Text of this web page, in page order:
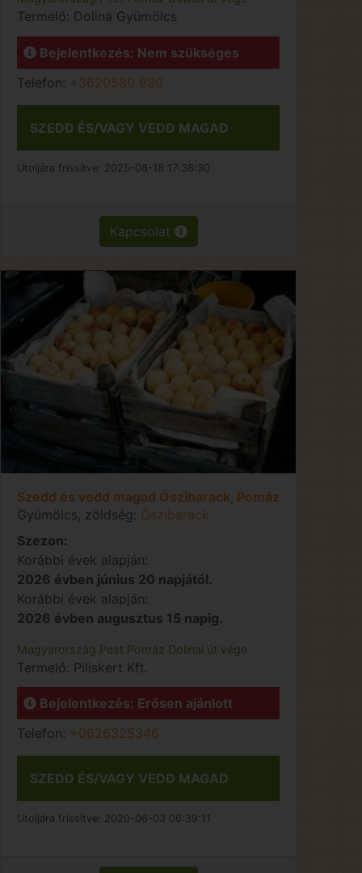
Termelő: Dolina Gyümölcs
Bejelentkezés: Nem szükséges
Telefon: +3620580 980
SZEDD ÉS/VAGY VEDD MAGAD
Utoljára frissítve: 2025-08-18 17:38:30
Kapcsolat
Szedd és vedd magad Őszibarack, Pomáz
Gyümölcs, zöldség: Őszibarack
Szezon:
Korábbi évek alapján:
2026 évben június 20 napjától.
Korábbi évek alapján:
2026 évben augusztus 15 napig.
Magyarország Pest Pomáz Dolinai út vége
Termelő: Piliskert Kft.
Bejelentkezés: Erősen ajánlott
Telefon: +0626325346
SZEDD ÉS/VAGY VEDD MAGAD
Utoljára frissítve: 2020-06-03 06:39:11